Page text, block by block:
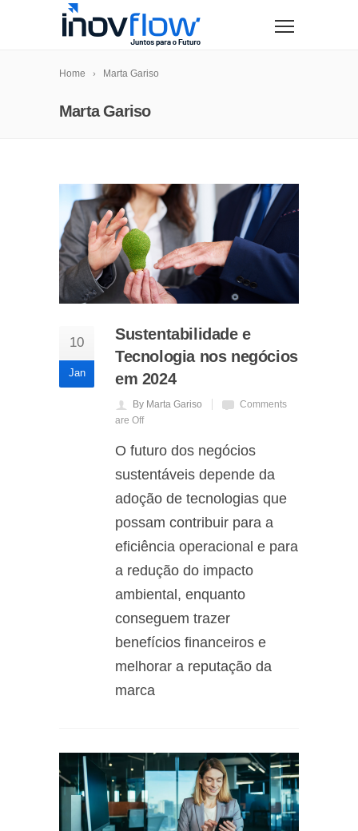
Home Marta Gariso
Marta Gariso
10
Jan
Sustentabilidade e
Tecnologia nos negócios
em 2024
By Marta Gariso
Comments
are Off
O futuro dos negócios
sustentáveis depende da
adoção de tecnologias que
possam contribuir para a
eficiência operacional e para
a redução do impacto
ambiental, enquanto
conseguem trazer
benefícios financeiros e
melhorar a reputação da
marca